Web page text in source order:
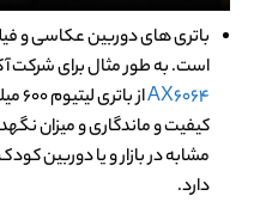
باتری های دوربین عکاسی و
است. به طور مثال برای شرکت
AX6064
از
کیفیت و ماندگاری و میزان
دارد.